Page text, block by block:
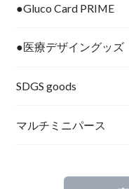
●Gluco Card PRIME
●医療デザイングッズ
SDGS goods
マルチミニパース